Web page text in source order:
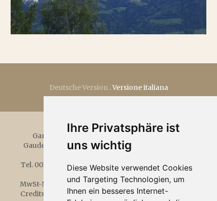
Ihre Privatsphäre ist
uns wichtig
Diese Website verwendet Cookies
und Targeting Technologien, um
Ihnen ein besseres Internet-
Wetter
Deutsche Version .Versione italiana
Garni Österreicher
Familie Josef Österreicher
Gaudententurmstr. 14,39020Partschins bei Meran
Südtirol - Italien
Tel. 0039 0473 967012-info@garnioesterreicher.it-
www.garnioesterreicher.it
MwSt-Nr. 02350550212-CIN IT021062A15S34H7DV
Credits
Datenschutzerklärung- Cookies-